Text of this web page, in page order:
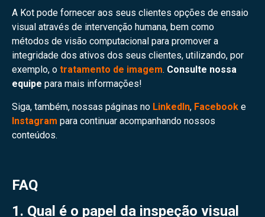
A Kot pode fornecer aos seus clientes opções de ensaio
visual através de intervenção humana, bem como
métodos de visão computacional para promover a
integridade dos ativos dos seus clientes, utilizando, por
exemplo, o tratamento de imagem. Consulte nossa
equipe para mais informações!
Siga, também, nossas páginas no LinkedIn, Facebook e
Instagram para continuar acompanhando nossos
conteúdos.
FAQ
1. Qual é o papel da inspeção visual